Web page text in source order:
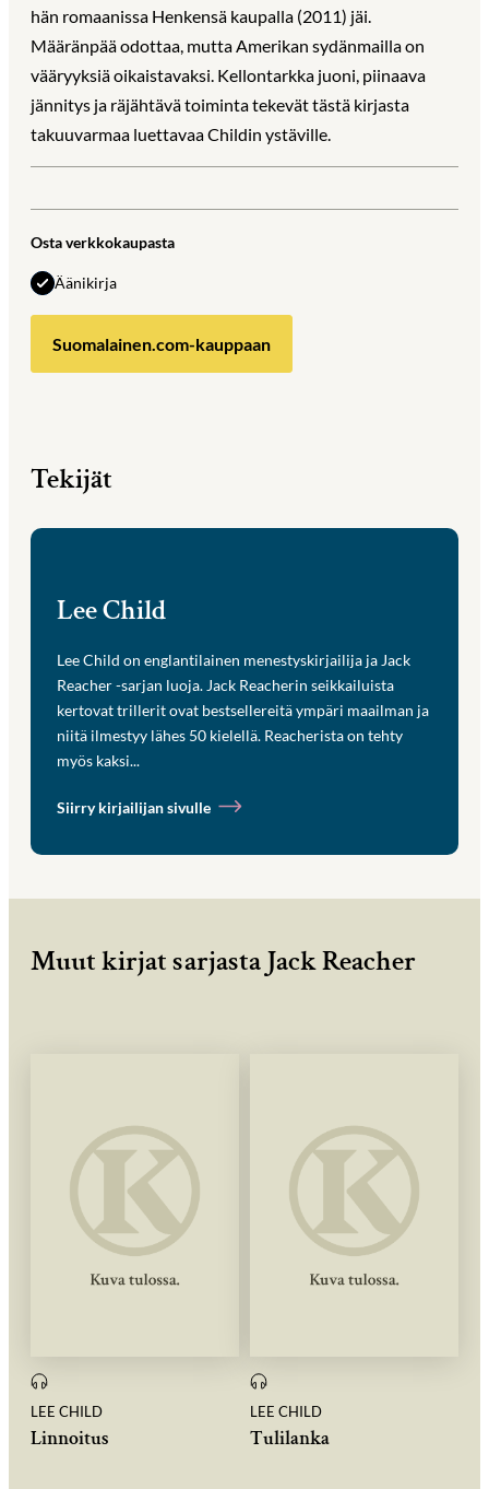
hän romaanissa Henkensä kaupalla (2011) jäi.
Määränpää odottaa, mutta Amerikan sydänmailla on
vääryyksiä oikaistavaksi. Kellontarkka juoni, piinaava
jännitys ja räjähtävä toiminta tekevät tästä kirjasta
takuuvarmaa luettavaa Childin ystäville.
Osta verkkokaupasta
Äänikirja
Suomalainen.com-kauppaan
Tekijät
Lee Child
Lee Child on englantilainen menestyskirjailija ja Jack
Reacher -sarjan luoja. Jack Reacherin seikkailuista
kertovat trillerit ovat bestsellereitä ympäri maailman ja
niitä ilmestyy lähes 50 kielellä. Reacherista on tehty
myös kaksi...
Siirry kirjailijan sivulle
Muut kirjat sarjasta Jack Reacher
LEE CHILD
Linnoitus
LEE CHILD
Tulilanka